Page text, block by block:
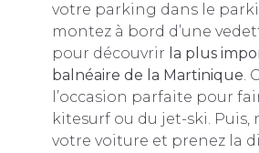
votre parking dans le
montez à bord d’une
pour découvrir la plus
balnéaire de la Martinique.
l’occasion parfaite pour
kitesurf ou du jet-ski. Puis,
votre voiture et prenez la